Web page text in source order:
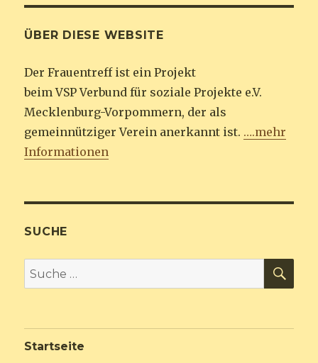
ÜBER DIESE WEBSITE
Der Frauentreff ist ein Projekt
beim VSP Verbund für soziale Projekte e.V.
Mecklenburg-Vorpommern, der als
gemeinnütziger Verein anerkannt ist. ….mehr
Informationen
SUCHE
Suche
nach:
Startseite